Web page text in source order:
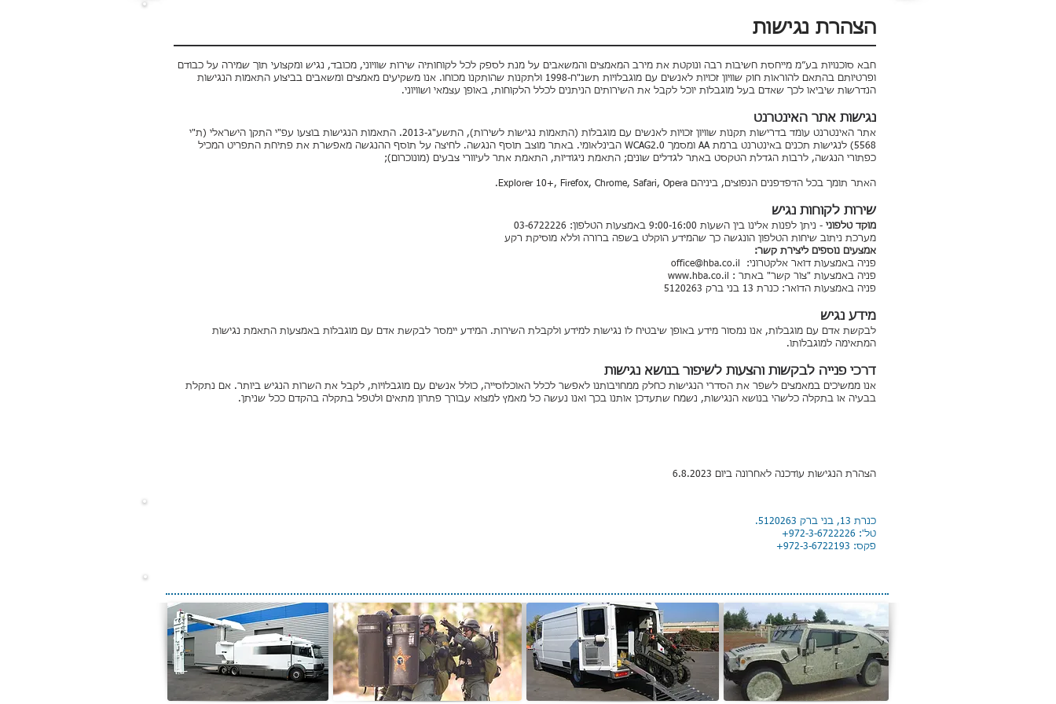
הצהרת נגישות
חבא סוכנויות בע״מ מייחסת חשיבות רבה ונוקטת את מירב המאמצים והמשאבים על מנת לספק לכל לקוחותיה שירות שוויוני, מכובד, נגיש ומקצועי תוך שמירה על כבודם
ופרטיותם בהתאם להוראות חוק שוויון זכויות לאנשים עם מוגבלויות תשנ"ח-1998 ולתקנות שהותקנו מכוחו. אנו משקיעים מאמצים ומשאבים בביצוע התאמות הנגישות
הנדרשות שיביאו לכך שאדם בעל מוגבלות יוכל לקבל את השירותים הניתנים לכלל הלקוחות, באופן עצמאי ושוויוני.
נגישות אתר האינטרנט
אתר האינטרנט עומד בדרישות תקנות שוויון זכויות לאנשים עם מוגבלות (התאמות נגישות לשירות), התשע"ג-2013. התאמות הנגישות בוצעו עפ"י התקן הישראלי (ת"י
5568) לנגישות תכנים באינטרנט ברמת AA ומסמך WCAG2.0 הבינלאומי. באתר מוצב תוסף הנגשה. לחיצה על תוסף ההנגשה מאפשרת את פתיחת התפריט המכיל
כפתורי הנגשה, לרבות הגדלת הטקסט באתר לגדלים שונים; התאמת ניגודיות, התאמת אתר לעיוורי צבעים (מונוכרום);
האתר תומך בכל הדפדפנים הנפוצים, ביניהם Explorer 10+, Firefox, Chrome, Safari, Opera.
שירות לקוחות נגיש
מוקד טלפוני - ניתן לפנות אלינו בין השעות 9:00-16:00 באמצעות הטלפון: 03-6722226
מערכת ניתוב שיחות הטלפון הונגשה כך שהמידע הוקלט בשפה ברורה וללא מוסיקת רקע
אמצעים נוספים ליצירת קשר:
פניה באמצעות דואר אלקטרוני:
office@hba.co.il
פניה באמצעות "צור קשר" באתר :
www.hba.co.il
פניה באמצעות הדואר: כנרת 13 בני ברק 5120263
מידע נגיש
לבקשת אדם עם מוגבלות, אנו נמסור מידע באופן שיבטיח לו נגישות למידע ולקבלת השירות. המידע יימסר לבקשת אדם עם מוגבלות באמצעות התאמת נגישות
המתאימה למוגבלותו.
דרכי פנייה לבקשות והצעות לשיפור בנושא נגישות
אנו ממשיכים במאמצים לשפר את הסדרי הנגישות כחלק ממחויבותנו לאפשר לכלל האוכלוסייה, כולל אנשים עם מוגבלויות, לקבל את השרות הנגיש ביותר. אם נתקלת
בבעיה או בתקלה כלשהי בנושא הנגישות, נשמח שתעדכן אותנו בכך ואנו נעשה כל מאמץ למצוא עבורך פתרון מתאים ולטפל בתקלה בהקדם ככל שניתן.
הצהרת הנגישות עודכנה לאחרונה ביום 6.8.2023
כנרת 13, בני ברק 5120263.
טל': 972-3-6722226+
פקס: 972-3-6722193+